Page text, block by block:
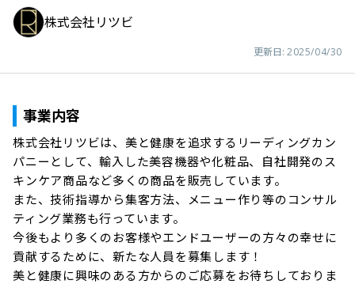
株式会社リツビ
更新日: 2025/04/30
事業内容
株式会社リツビは、美と健康を追求するリーディングカン
パニーとして、輸入した美容機器や化粧品、自社開発のス
キンケア商品など多くの商品を販売しています。
また、技術指導から集客方法、メニュー作り等のコンサル
ティング業務も行っています。
今後もより多くのお客様やエンドユーザーの方々の幸せに
貢献するために、新たな人員を募集します！
美と健康に興味のある方からのご応募をお待ちしておりま